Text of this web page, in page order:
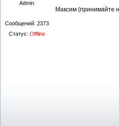
Admin
Сообщений: 2373
Статус: Offline
Максим (принимайте